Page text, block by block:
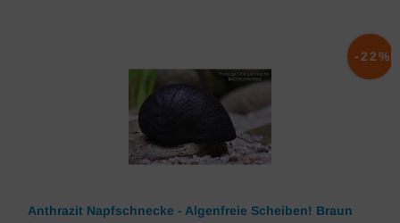
Anthrazit Napfschnecke - Algenfreie Scheiben! Braun
-22%